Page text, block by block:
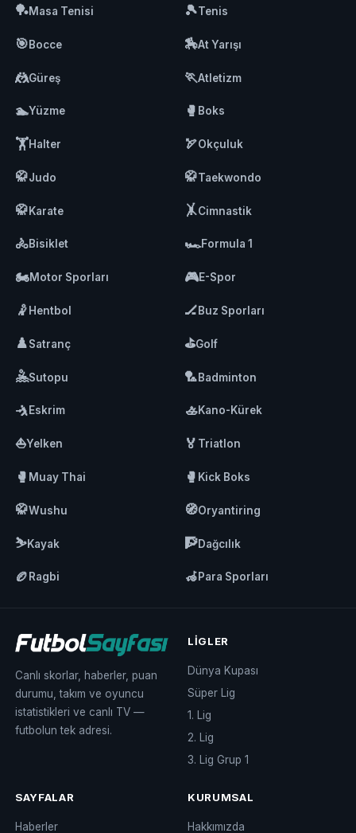
🏓Masa Tenisi 🎾Tenis
🎯Bocce 🏇At Yarışı
🤼Güreş 🏃Atletizm
🏊Yüzme 🥊 Boks
🏋️Halter 🏹Okçuluk
🥋Judo 🥋Taekwondo
🥋Karate 🤸Cimnastik
🚴Bisiklet 🏎️Formula 1
🏍️Motor Sporları 🎮E-Spor
🤾 Hentbol 🏒Buz Sporları
♟️Satranç ⛳Golf
🤽Sutopu 🏸Badminton
🤺Eskrim 🚣Kano-Kürek
⛵Yelken 🏅 Triatlon
🥊 Muay Thai 🥊 Kick Boks
🥋Wushu 🧭Oryantiring
⛷️Kayak 🧗Dağcılık
🏉 Ragbi 🦽Para Sporları
Canlı skorlar, haberler, puan
durumu, takım ve oyuncu
istatistikleri ve canlı TV —
futbolun tek adresi.
LIGLER
Dünya Kupası
Süper Lig
1. Lig
2. Lig
3. Lig Grup 1
SAYFALAR
Haberler
KURUMSAL
Hakkımızda